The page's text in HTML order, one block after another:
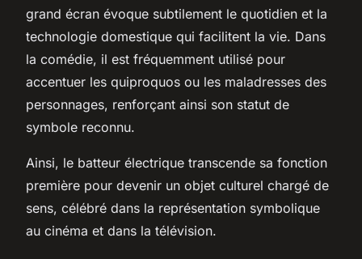
grand écran évoque subtilement le quotidien et la
technologie domestique qui facilitent la vie. Dans
la comédie, il est fréquemment utilisé pour
accentuer les quiproquos ou les maladresses des
personnages, renforçant ainsi son statut de
symbole reconnu.
Ainsi, le batteur électrique transcende sa fonction
première pour devenir un objet culturel chargé de
sens, célébré dans la représentation symbolique
au cinéma et dans la télévision.